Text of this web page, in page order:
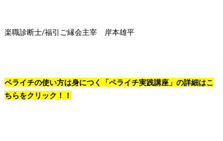
楽職診断士/福引ご縁会主宰 岸本雄平
ペライチの使い方は身につく「ペライチ実践講座」の詳細はこ
ちらをクリック！！